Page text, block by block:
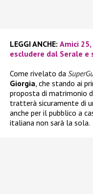
LEGGI ANCHE: Amici
escludere dal Serale
Come rivelato da
Giorgia, che stando ai
proposta di matrimonio
tratterà sicuramente di
anche per il pubblico a
italiana non sarà la sola.